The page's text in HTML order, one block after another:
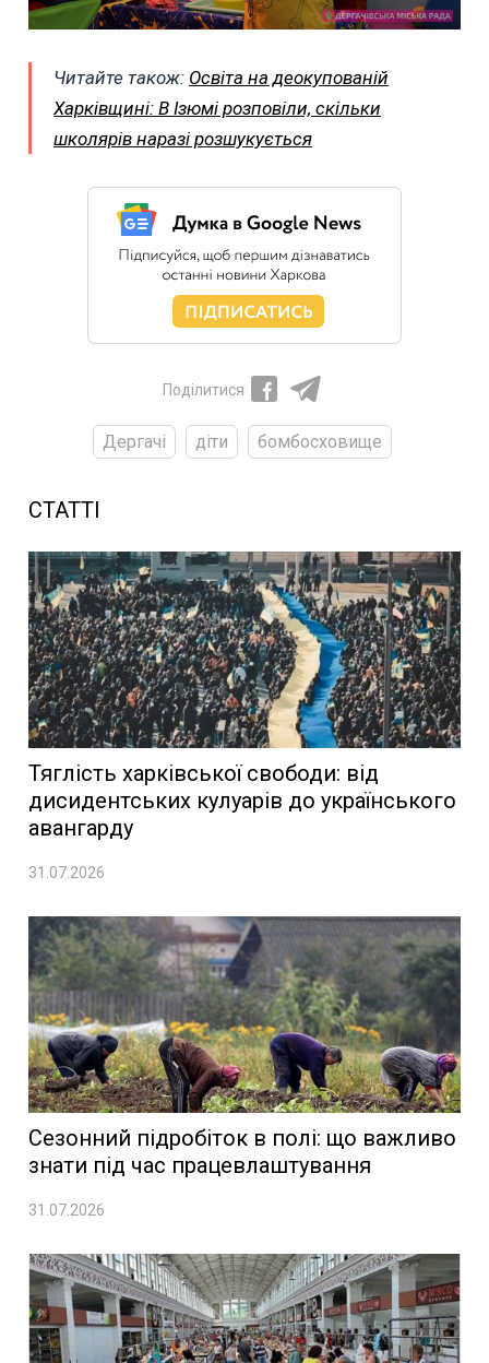
Читайте також: Освіта на деокупованій
Харківщині: В Ізюмі розповіли, скільки
школярів наразі розшукується
Поділитися
Дергачі діти бомбосховище
СТАТТІ
Тяглість харківської свободи: від
дисидентських кулуарів до українського
авангарду
31.07.2026
Сезонний підробіток в полі: що важливо
знати під час працевлаштування
31.07.2026